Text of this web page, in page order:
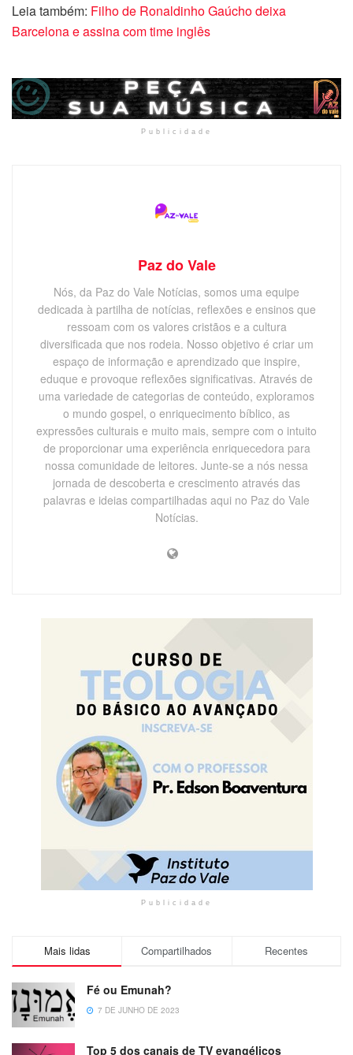
Leia também: Filho de Ronaldinho Gaúcho deixa
Barcelona e assina com time inglês
Publicidade
Paz do Vale
Nós, da Paz do Vale Notícias, somos uma equipe
dedicada à partilha de notícias, reflexões e ensinos que
ressoam com os valores cristãos e a cultura
diversificada que nos rodeia. Nosso objetivo é criar um
espaço de informação e aprendizado que inspire,
eduque e provoque reflexões significativas. Através de
uma variedade de categorias de conteúdo, exploramos
o mundo gospel, o enriquecimento bíblico, as
expressões culturais e muito mais, sempre com o intuito
de proporcionar uma experiência enriquecedora para
nossa comunidade de leitores. Junte-se a nós nessa
jornada de descoberta e crescimento através das
palavras e ideias compartilhadas aqui no Paz do Vale
Notícias.
Publicidade
Mais lidas Compartilhados Recentes
Fé ou Emunah?
7 DE JUNHO DE 2023
Top 5 dos canais de TV evangélicos